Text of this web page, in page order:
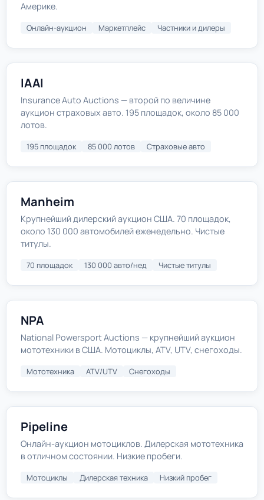
Америке.
Онлайн-аукцион Маркетплейс Частники и дилеры
IAAI
Insurance Auto Auctions — второй по величине
аукцион страховых авто. 195 площадок, около 85 000
лотов.
195 площадок 85 000 лотов Страховые авто
Manheim
Крупнейший дилерский аукцион США. 70 площадок,
около 130 000 автомобилей еженедельно. Чистые
титулы.
70 площадок 130 000 авто/нед Чистые титулы
NPA
National Powersport Auctions — крупнейший аукцион
мототехники в США. Мотоциклы, ATV, UTV, снегоходы.
Мототехника ATV/UTV Снегоходы
Pipeline
Онлайн-аукцион мотоциклов. Дилерская мототехника
в отличном состоянии. Низкие пробеги.
Мотоциклы Дилерская техника Низкий пробег